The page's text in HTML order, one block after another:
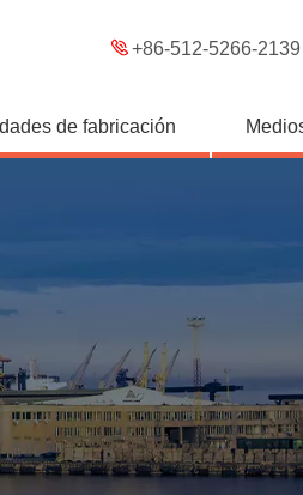
+86-512-5266-2139
de fabricación